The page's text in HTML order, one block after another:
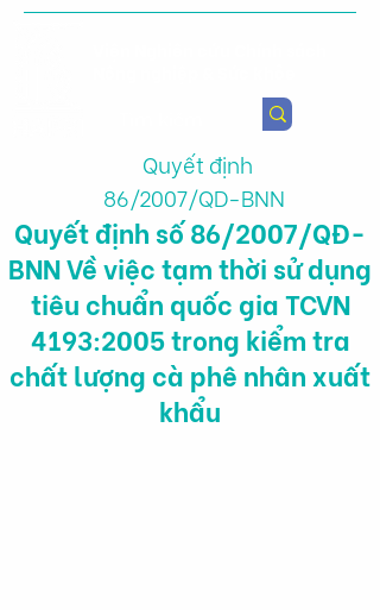
Quyết định
86/2007/QD-BNN
Quyết định số 86/2007/QĐ-
BNN Về việc tạm thời sử dụng
tiêu chuẩn quốc gia TCVN
4193:2005 trong kiểm tra
chất lượng cà phê nhân xuất
khẩu